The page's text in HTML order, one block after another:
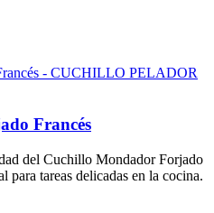
Francés
del Cuchillo Mondador Forjado
para tareas delicadas en la cocina.